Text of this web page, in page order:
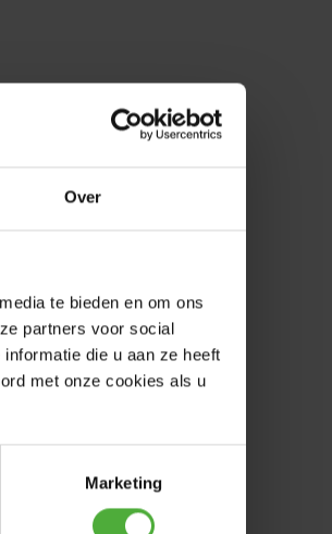
Over
te bieden en om ons
partners voor social
die u aan ze heeft
met onze cookies als u
Marketing